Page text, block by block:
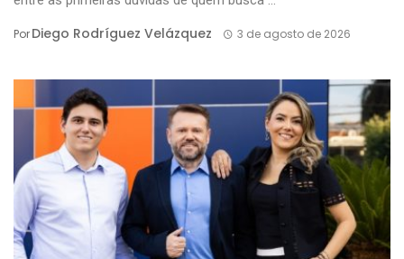
PorDiego Rodríguez Velázquez 3 de agosto de 2026